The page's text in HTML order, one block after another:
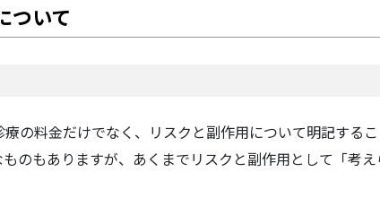
ついて
の料金だけでなく、リスクと副作用について明記する
のもありますが、あくまでリスクと副作用として「考